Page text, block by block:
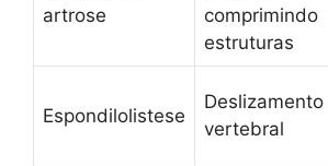
artrose
comprimindo
estruturas
Espondilolistese
Deslizamento
vertebral